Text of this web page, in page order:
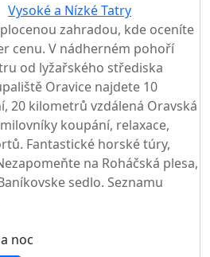
Vysoké a Nízké Tatry
zahradou, kde oceníte
cenu. V nádherném pohoří
od lyžařského střediska
Oravice najdete 10
20 kilometrů vzdálená Oravská
koupání, relaxace,
Fantastické horské túry,
na Roháčská plesa,
sedlo. Seznamu
noc